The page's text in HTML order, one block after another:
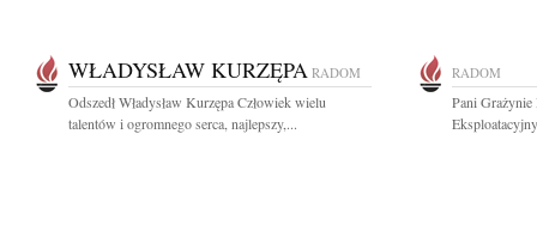
WŁADYSŁAW KURZĘPA RADOM
Odszedł Władysław Kurzępa Człowiek wielu
talentów i ogromnego serca, najlepszy,...
RADOM
Pani Grażynie